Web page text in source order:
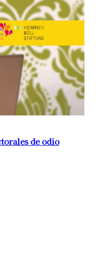
de odio